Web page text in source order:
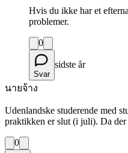
Hvis du ikke har et
problemer.
0
Svar
sidste år
นายจ้าง
Udenlandske studerende med
praktikken er slut (i juli). Da
0